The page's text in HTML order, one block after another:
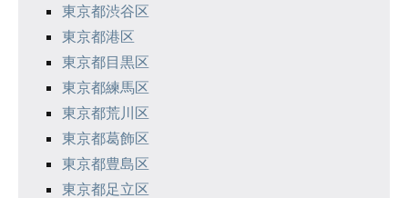
東京都渋谷区
東京都港区
東京都目黒区
東京都練馬区
東京都荒川区
東京都葛飾区
東京都豊島区
東京都足立区